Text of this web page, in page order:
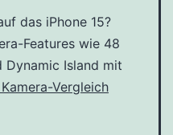
das iPhone 15?
Features wie 48
Dynamic Island mit
Vergleich